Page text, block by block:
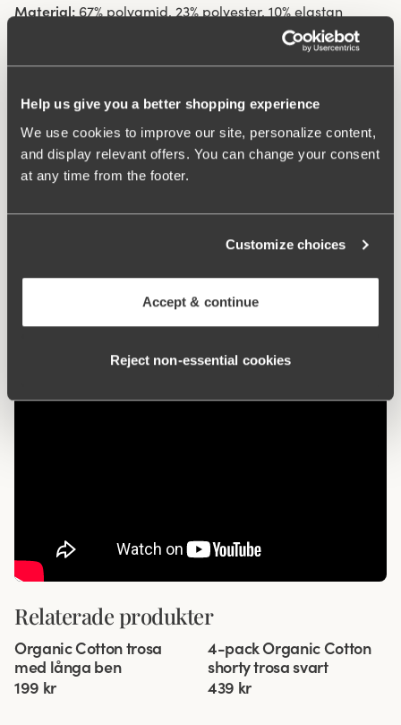
Help us give you a better shopping experience
We use cookies to improve our site, personalize content,
and display relevant offers. You can change your consent
at any time from the footer.
Customize choices
Accept & continue
Reject non‑essential cookies
Material: 67% polyamid, 23% polyester, 10% elastan
70-105: 4 på höjden.
Vad gör den så bekväm?
Komfortaxelband
Relaterade produkter
4 för 3
Organic Cotton trosa
med långa ben
199 kr
4-pack Organic Cotton
shorty trosa svart
439 kr